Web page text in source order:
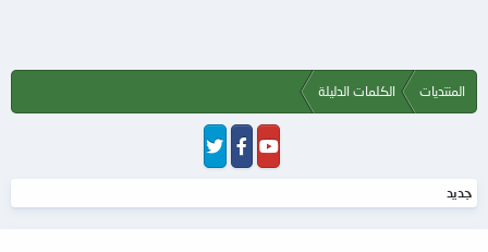
المنتديات الكلمات الدليلة
جديد